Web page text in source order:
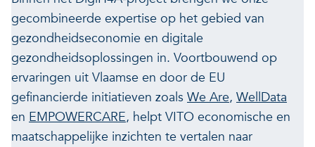
gecombineerde expertise op het gebied van
gezondheidseconomie en digitale
gezondheidsoplossingen in. Voortbouwend op
ervaringen uit Vlaamse en door de EU
gefinancierde initiatieven zoals We Are, WellData
en EMPOWERCARE, helpt VITO economische en
maatschappelijke inzichten te vertalen naar